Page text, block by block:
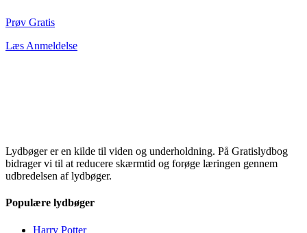
Prøv Gratis
Læs Anmeldelse
Lydbøger er en kilde til viden og underholdning. På Gratislydbog
bidrager vi til at reducere skærmtid og forøge læringen gennem
udbredelsen af lydbøger.
Populære lydbøger
Harry Potter